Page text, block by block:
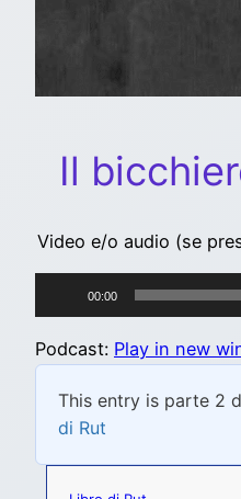
Il
Video e/o audio (se
Player
00:00
Podcast: Play in new
This entry is parte 2
di Rut